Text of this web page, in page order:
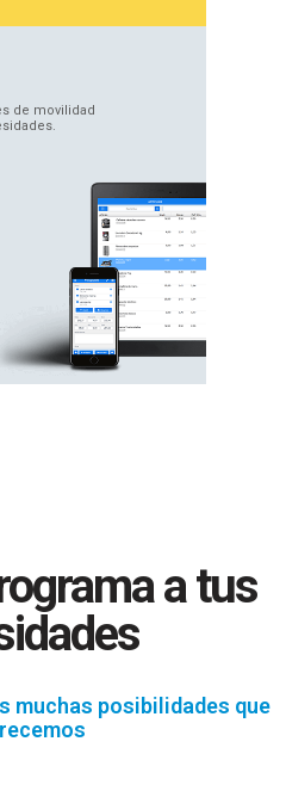
de movilidad
a tus
muchas posibilidades que